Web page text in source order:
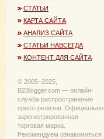
СТАТЬИ
КАРТА САЙТА
АНАЛИЗ САЙТА
СТАТЬИ НАВСЕГДА
КОНТЕНТ ДЛЯ САЙТА
© 2005−2025,
B2Blogger.com — онлайн-
служба распространения
пресс-релизов. Официально
зарегистрированная
торговая марка.
Рекомендуем ознакомиться